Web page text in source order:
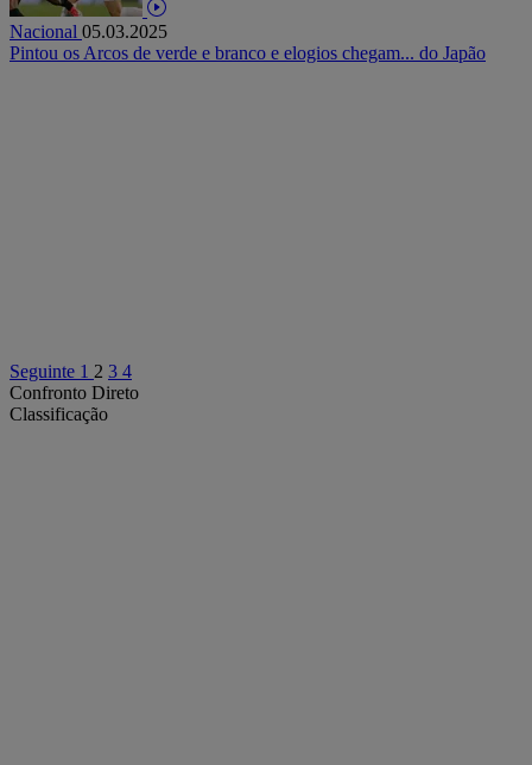
Nacional 05.03.2025
Pintou os Arcos de verde e branco e elogios chegam... do Japão
Seguinte 1 2 3 4
Confronto Direto
Classificação